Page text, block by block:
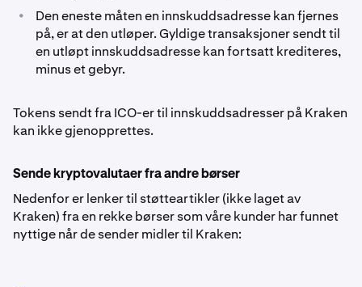
Søk etter valutaen du ønsker å sette inn og klikk på
den.
midlene skal sendes fra. Ikke skriv inn adressen
manuelt.
*For enkelte kryptovalutaer må du inkludere flere
detaljer enn bare adressen:- Ripple (XRP)-innskudd
krever en « destinasjonstag»- Lumens (XLM)-
innskudd krever et «memo » hvis du ikke bruker en
•
Den eneste måten en innskuddsadresse kan fjernes
på, er at den utløper. Gyldige transaksjoner sendt til
en utløpt innskuddsadresse kan fortsatt krediteres,
minus et gebyr.
Tokens sendt fra ICO-er til innskuddsadresser på Kraken
kan ikke gjenopprettes.
Sende kryptovalutaer fra andre børser
Nedenfor er lenker til støtteartikler (ikke laget av
Kraken) fra en rekke børser som våre kunder har funnet
nyttige når de sender midler til Kraken: